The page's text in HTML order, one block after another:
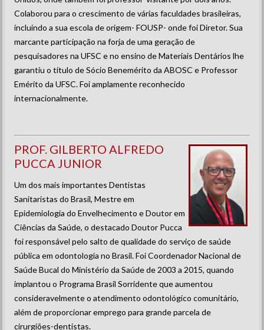
Colaborou para o crescimento de várias faculdades brasileiras,
incluindo a sua escola de origem- FOUSP- onde foi Diretor. Sua
marcante participação na forja de uma geração de
pesquisadores na UFSC e no ensino de Materiais Dentários lhe
garantiu o título de Sócio Benemérito da ABOSC e Professor
Emérito da UFSC. Foi amplamente reconhecido
internacionalmente.
PROF. GILBERTO ALFREDO
PUCCA JUNIOR
Um dos mais importantes Dentistas
Sanitaristas do Brasil, Mestre em
Epidemiologia do Envelhecimento e Doutor em
Ciências da Saúde, o destacado Doutor Pucca
foi responsável pelo salto de qualidade do serviço de saúde
pública em odontologia no Brasil. Foi Coordenador Nacional de
Saúde Bucal do Ministério da Saúde de 2003 a 2015, quando
implantou o Programa Brasil Sorridente que aumentou
consideravelmente o atendimento odontológico comunitário,
além de proporcionar emprego para grande parcela de
cirurgiões-dentistas.